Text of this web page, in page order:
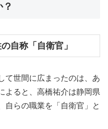
自称「自衛官」
て世間に広まったのは、あ
よると、高橋祐介は静岡県
自らの職業を「自衛官」と